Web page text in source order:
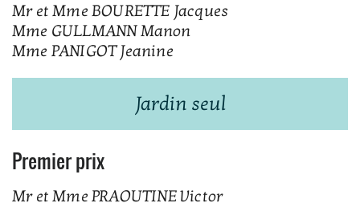
Mr et Mme BOURETTE Jacques
Mme GULLMANN Manon
Mme PANIGOT Jeanine
Jardin seul
Premier prix
Mr et Mme PRAOUTINE Victor